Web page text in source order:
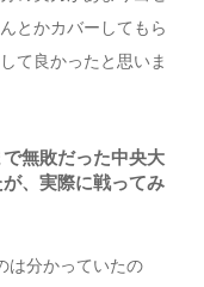
とかカバーしてもら
て良かったと思いま
無敗だった中央大
、実際に戦ってみ
は分かっていたの